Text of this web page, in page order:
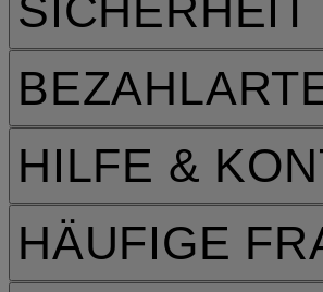
HILFE &
HÄUFIGE